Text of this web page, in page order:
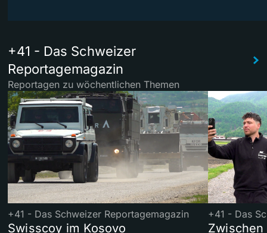
+41 - Das Schweizer
Reportagemagazin
Reportagen zu wöchentlichen Themen
+41 - Das Schweizer Reportagemagazin
Swisscoy im Kosovo
+41 - Das
Zwischen